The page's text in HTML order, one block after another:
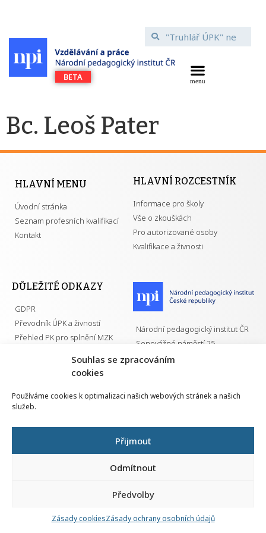
Souhlas se zpracováním
cookies
Používáme cookies k optimalizaci našich webových stránek a našich
služeb.
Přijmout
Odmítnout
Předvolby
Zásady cookiesZásady ochrany osobních údajů
Bc. Leoš Pater
HLAVNÍ MENU
Úvodní stránka
Seznam profesních kvalifikací
Kontakt
HLAVNÍ ROZCESTNÍK
Informace pro školy
Vše o zkouškách
Pro autorizované osoby
Kvalifikace a živnosti
DŮLEŽITÉ ODKAZY
GDPR
Převodník ÚPK a živností
Přehled PK pro splnění MZK
Národní pedagogický institut ČR
Senovážné náměstí 25
110 00 Praha 1